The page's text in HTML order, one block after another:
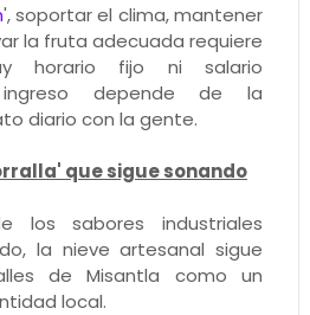
', soportar el clima, mantener
la fruta adecuada requiere
horario fijo ni salario
depende de la
diario con la gente.
que sigue sonando
los sabores industriales
la nieve artesanal sigue
de Misantla como un
local.